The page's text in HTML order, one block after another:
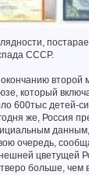
СССР.
второй
который
600тыс детей-
же, Россия
данным,
очередь,
цветущей
больше, чем